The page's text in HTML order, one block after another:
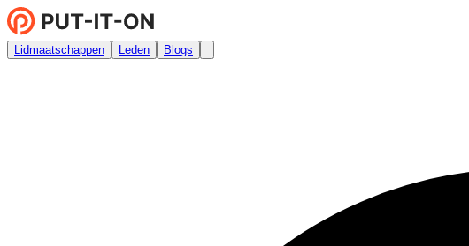
Lidmaatschappen Leden Blogs